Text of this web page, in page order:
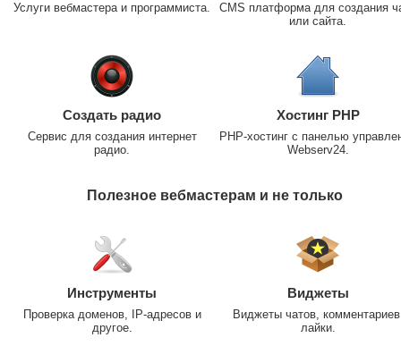
Услуги вебмастера и программиста.
CMS платформа для создания
или сайта.
Создать радио
Сервис для создания интернет
радио.
Хостинг PHP
PHP-хостинг с панелью
Webserv24.
Полезное вебмастерам и не только
Инструменты
Проверка доменов, IP-адресов и
другое.
Виджеты
Виджеты чатов,
лайки.